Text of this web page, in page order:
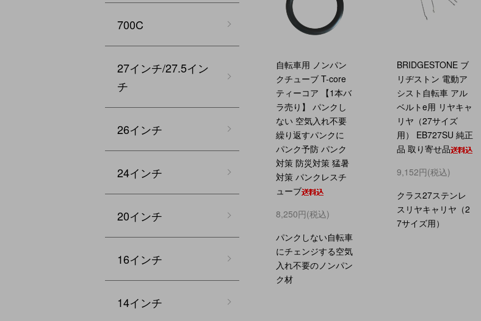
自転車用 ノンパン
クチューブ T-core
ティーコア 【1本バ
ラ売り】 パンクし
ない 空気入れ不要
繰り返すパンクに
パンク予防 パンク
対策 防災対策 猛暑
対策 パンクレスチ
ューブ
8,250円(税込)
パンクしない自転車
にチェンジする空気
入れ不要のノンパン
ク材
BRIDGESTONE ブ
リヂストン 電動ア
シスト自転車 アル
ベルトe用 リヤキャ
リヤ（27サイズ
用） EB727SU 純正
品 取り寄せ品
9,152円(税込)
クラス27ステンレ
スリヤキャリヤ（2
7サイズ用）
700C
27インチ/27.5イン
チ
26インチ
24インチ
20インチ
16インチ
14インチ